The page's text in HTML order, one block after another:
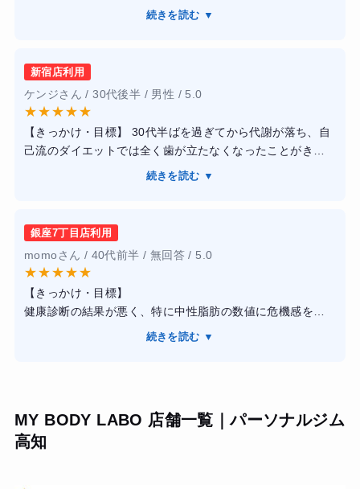
ーニングは個人のレベルに合わせて調整してくれ、フォー
く減っていませんが、体が引き締まり、運動する習慣が自
然と身につきました。通いやすい雰囲気で、無理な追い込
みがないのが良い点です。体調や予定に合わせて調整して
くれるので、継続が苦手な人にも向いていると感じまし
た。
続きを読む ▼
新宿店利用
ケンジさん / 30代後半 / 男性 / 5.0
★★★★★
【きっかけ・目標】 30代半ばを過ぎてから代謝が落ち、自
己流のダイエットでは全く歯が立たなくなったことがきっ
かけです。健康診断の結果も悪く、「人生で一度は腹筋を
【感想】 トレーニングは週2回で、限界の少し先を攻める絶
妙な強度設定でした。トレーナーさんは解剖学的な知識が
豊富で、「今どこの筋肉を使っているか」を論理的に説明
してくれるため、納得感を持って取り組めました。また、
毎日の食事報告が非常に役立ちました。単に制限するだけ
でなく「何を食べるべきか」を細かく指導してくれるた
肪率は10%近く落ち、目標だった腹筋のラインが見えるま
でになりました。一番の収穫は、正しい食事の知識が身に
ついたことです。コンビニや外食でも太りにくい選択がで
続きを読む ▼
銀座7丁目店利用
momoさん / 40代前半 / 無回答 / 5.0
★★★★★
【きっかけ・目標】
健康診断の結果が悪く、特に中性脂肪の数値に危機感を覚
えたのが入会の動機です。自力でのダイエットに限界を感
なホスピタリティに溢れていました。トレーニングは非常
にハードで、自分一人では絶対にやめてしまう一歩先まで
続きを読む ▼
MY BODY LABO 店舗一覧｜パーソナルジム
高知